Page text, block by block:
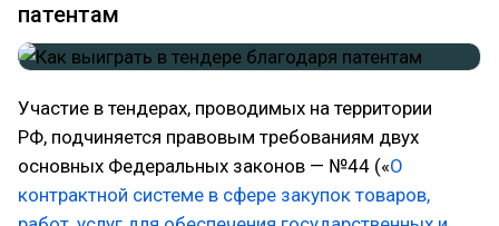
патентам
Участие в тендерах, проводимых на территории
РФ, подчиняется правовым требованиям двух
основных Федеральных законов — №44 («О
контрактной системе в сфере закупок товаров,